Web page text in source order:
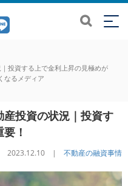
投資する上で金利上昇の見極めが
なるメディア
投資の状況｜投資す
！
2023.12.10 | 不動産の融資事情